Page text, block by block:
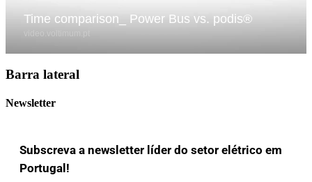
Barra lateral
Newsletter
Subscreva a newsletter líder do setor elétrico em
Portugal!